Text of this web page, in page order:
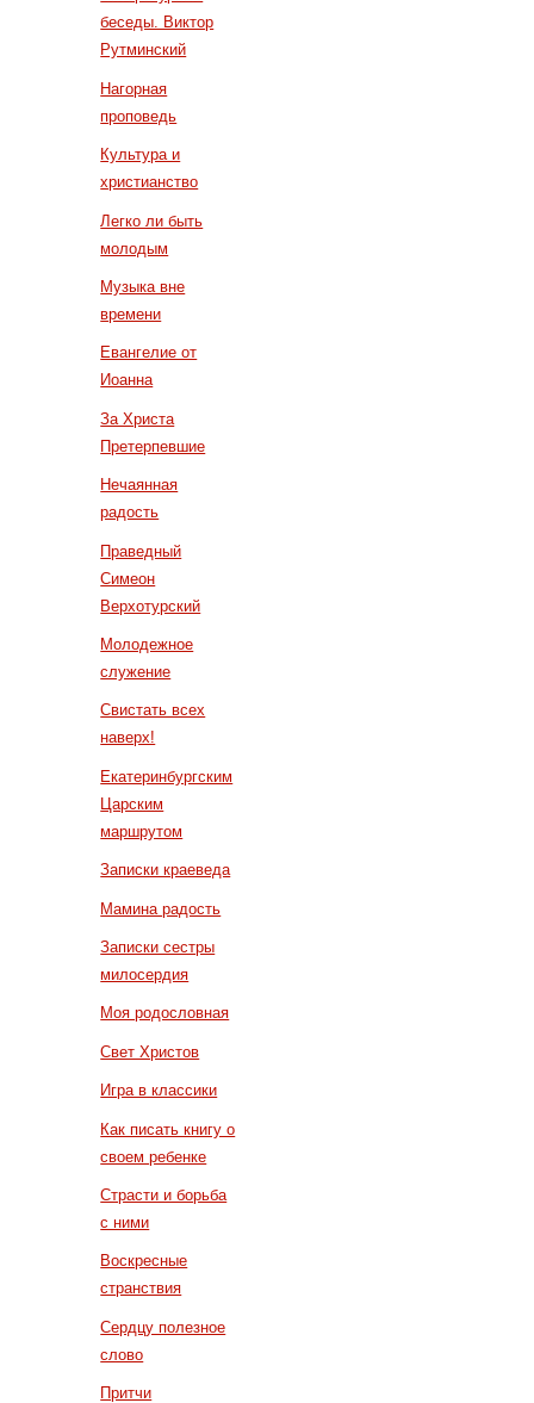
беседы. Виктор
Рутминский
Нагорная
проповедь
Культура и
христианство
Легко ли быть
молодым
Музыка вне
времени
Евангелие от
Иоанна
За Христа
Претерпевшие
Нечаянная
радость
Праведный
Симеон
Верхотурский
Молодежное
служение
Свистать всех
наверх!
Екатеринбургским
Царским
маршрутом
Записки краеведа
Мамина радость
Записки сестры
милосердия
Моя родословная
Свет Христов
Игра в классики
Как писать книгу о
своем ребенке
Страсти и борьба
с ними
Воскресные
странствия
Сердцу полезное
слово
Притчи